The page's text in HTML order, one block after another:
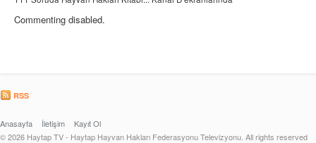
Commenting disabled.
RSS
Anasayfa İletişim
Kayıt Ol
© 2026 Haytap TV - Haytap Hayvan Hakları Federasyonu Televizyonu. All rights reserved